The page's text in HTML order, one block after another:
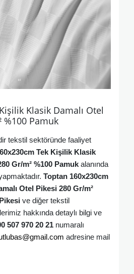
Klasik Damalı Otel
%100 Pamuk
tekstil sektöründe faaliyet
Tek Kişilik Klasik
Gr/m² %100 Pamuk alanında
Toptan 160x230cm
Otel Pikesi 280 Gr/m²
ve diğer tekstil
hakkında detaylı bilgi ve
507 970 20 21 numaralı
adresine mail